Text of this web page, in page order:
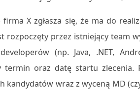
X zgłasza się, że ma do
przez istniejący team
(np. Java, .NET,
oraz datę startu zlecenia.
kandydatów wraz z wyceną MD